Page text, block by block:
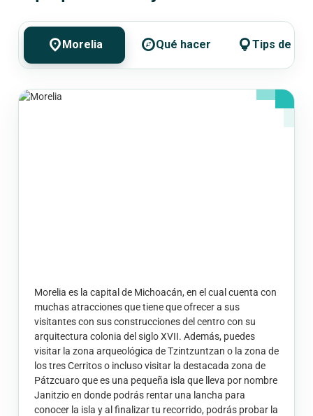
location_onMorelia exploreQué hacer lightbulbTips de
Morelia es la capital de Michoacán, en el cual cuenta con
muchas atracciones que tiene que ofrecer a sus
visitantes con sus construcciones del centro con su
arquitectura colonia del siglo XVII. Además, puedes
visitar la zona arqueológica de Tzintzuntzan o la zona de
los tres Cerritos o incluso visitar la destacada zona de
Pátzcuaro que es una pequeña isla que lleva por nombre
Janitzio en donde podrás rentar una lancha para
conocer la isla y al finalizar tu recorrido, podrás probar la